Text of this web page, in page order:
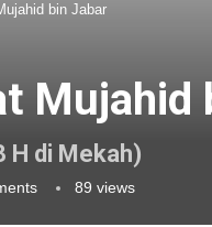
bin Jabar
Mujahid
H di Mekah)
89 views